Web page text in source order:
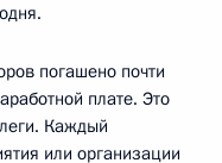
погашено почти
плате. Это
Каждый
или организации